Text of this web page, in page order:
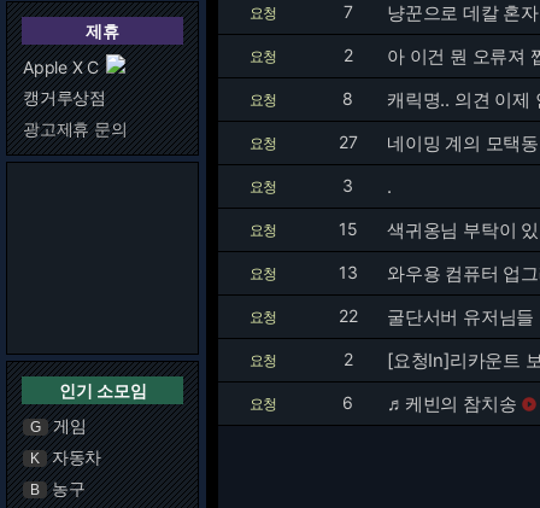
제휴
Apple X C
캥거루상점
광고제휴 문의
인기 소모임
G 게임
K 자동차
B 농구
요청 7 냥꾼으로 데칼 혼
요청 2 아 이건 뭔 오류져
요청 8 캐릭명.. 의견 이제
요청 27 네이밍 계의 모택
요청 3 .
요청 15 색귀옹님 부탁이
요청 13 와우용 컴퓨터 업
요청 22 굴단서버 유저님들
요청 2 [요청In]리카운트
요청 6 ♬케빈의 참치송 